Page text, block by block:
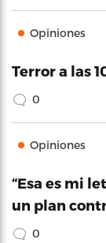
Opiniones
Terror a las
0
Opiniones
“Esa es mi
un plan
0